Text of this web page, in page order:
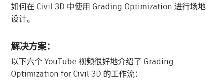
如何在 Civil 3D 中使用 Grading Optimization 进行场地
设计。
解决方案：
以下六个 YouTube 视频很好地介绍了 Grading
Optimization for Civil 3D 的工作流：